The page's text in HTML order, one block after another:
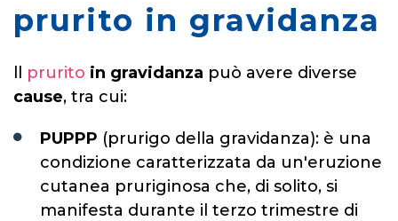
prurito in gravidanza
prurito in gravidanza può avere diverse
cause, tra cui:
PUPPP (prurigo della gravidanza): è una
condizione caratterizzata da un'eruzione
cutanea pruriginosa che, di solito, si
manifesta durante il terzo trimestre di